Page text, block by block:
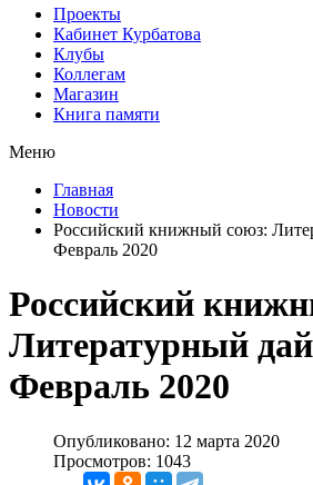
Проекты
Кабинет Курбатова
Клубы
Коллегам
Магазин
Книга памяти
Меню
Главная
Новости
Российский книжный союз:
Февраль 2020
Российский
Литературный
Февраль 2020
Опубликовано: 12 марта 2020
Просмотров: 1043